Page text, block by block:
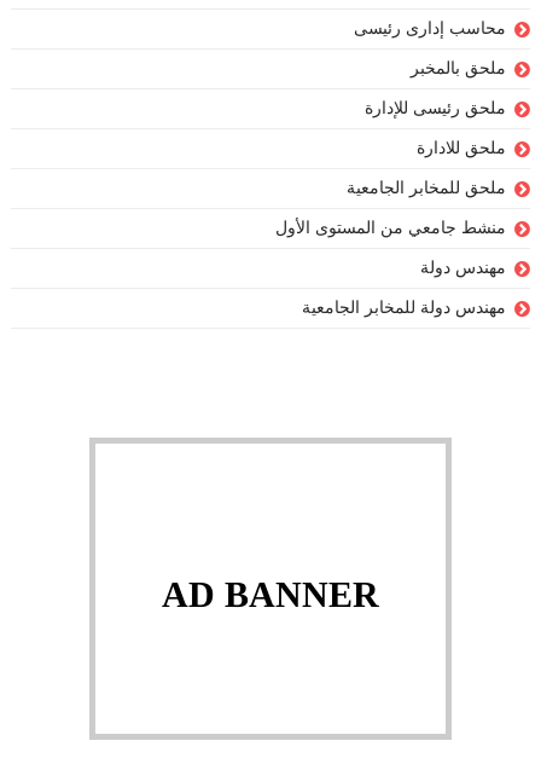
محاسب إدارى رئيسى
ملحق بالمخبر
ملحق رئيسى للإدارة
ملحق للادارة
ملحق للمخابر الجامعية
منشط جامعي من المستوى الأول
مهندس دولة
مهندس دولة للمخابر الجامعية
AD BANNER